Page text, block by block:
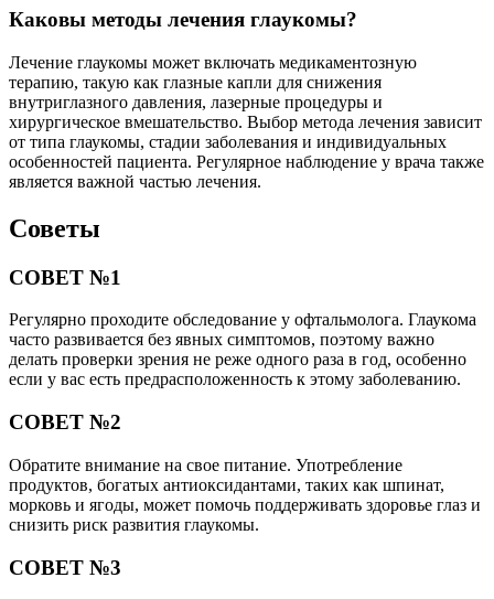
Каковы методы лечения глаукомы?
Лечение глаукомы может включать медикаментозную
терапию, такую как глазные капли для снижения
внутриглазного давления, лазерные процедуры и
хирургическое вмешательство. Выбор метода лечения зависит
от типа глаукомы, стадии заболевания и индивидуальных
особенностей пациента. Регулярное наблюдение у врача также
является важной частью лечения.
Советы
СОВЕТ №1
Регулярно проходите обследование у офтальмолога. Глаукома
часто развивается без явных симптомов, поэтому важно
делать проверки зрения не реже одного раза в год, особенно
если у вас есть предрасположенность к этому заболеванию.
СОВЕТ №2
Обратите внимание на свое питание. Употребление
продуктов, богатых антиоксидантами, таких как шпинат,
морковь и ягоды, может помочь поддерживать здоровье глаз и
снизить риск развития глаукомы.
СОВЕТ №3